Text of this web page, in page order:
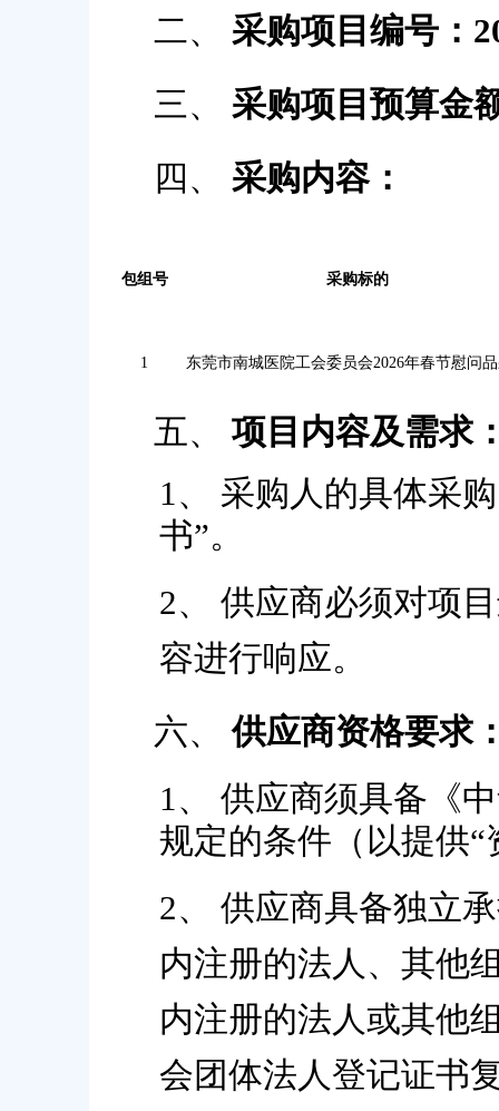
二、 采购项目编号：
三、 采购项目预算金
四、 采购内容：
包组号 采购标的
1 东莞市南城医院工会委员会2026年春节慰问
五、 项目内容及需求
1、 采购人的具体采
书”。
2、 供应商必须对项
容进行响应。
六、供应商资格要求
1、 供应商须具备《
规定的条件（以提供“
2、 供应商具备独立
内注册的法人、其他
内注册的法人或其他
会团体法人登记证书